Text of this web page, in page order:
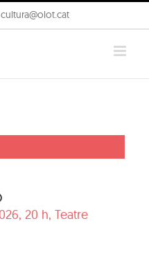
cultura@olot.cat
20 h, Teatre